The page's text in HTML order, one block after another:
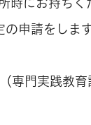
時にお持ちく
申請をします
専門実践教